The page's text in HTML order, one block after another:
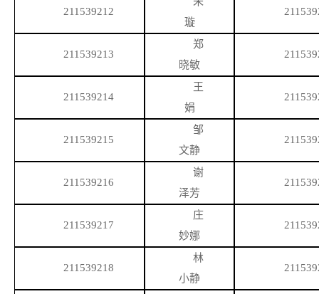
211539212
璇
211539213
郑
晓敏
211539214
王
娟
211539215
邹
文静
211539216
谢
泽芳
211539217
庄
妙娜
211539218
林
小静